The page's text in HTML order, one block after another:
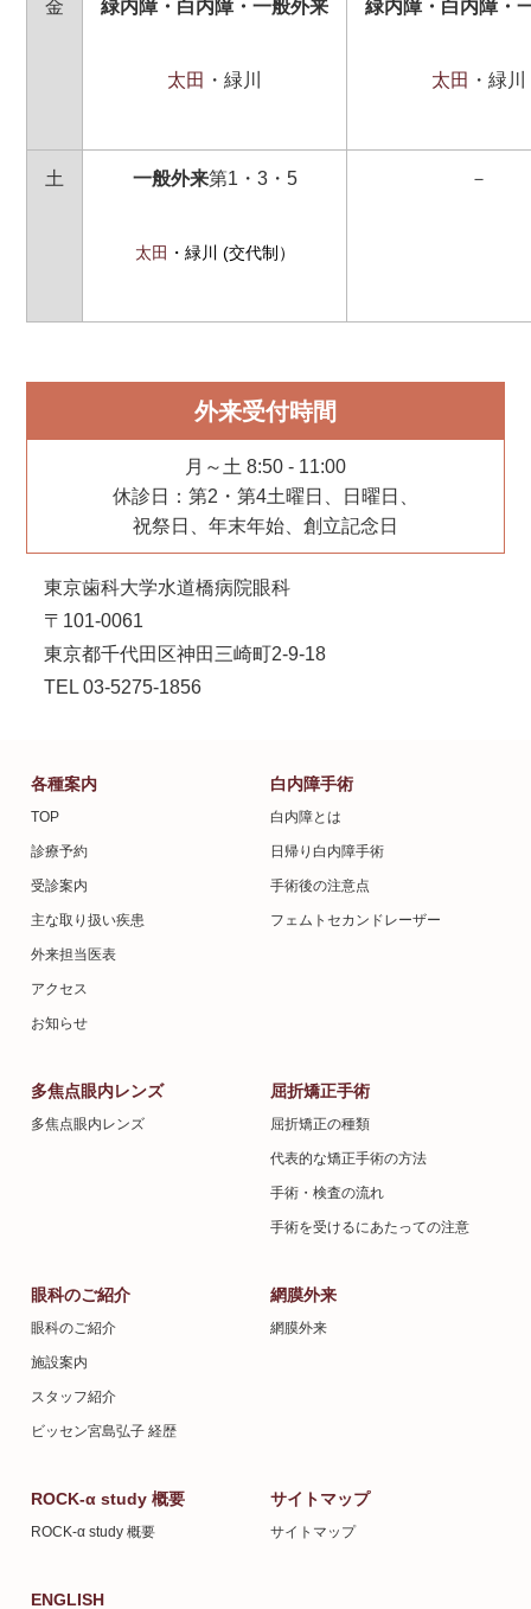
金 緑内障・白内障・一般外来
太田 ・緑川
緑内障・白内障・
太田 ・緑川
土 一般外来第1・3・5
太田 ・緑川 (交代制）
－
外来受付時間
月～土 8:50 - 11:00
休診日：第2・第4土曜日、日曜日、
祝祭日、年末年始、創立記念日
東京歯科大学水道橋病院眼科
〒101-0061
東京都千代田区神田三崎町2-9-18
TEL 03-5275-1856
各種案内
TOP
診療予約
受診案内
主な取り扱い疾患
外来担当医表
アクセス
お知らせ
白内障手術
白内障とは
日帰り白内障手術
手術後の注意点
フェムトセカンドレーザー
多焦点眼内レンズ
多焦点眼内レンズ
屈折矯正手術
屈折矯正の種類
代表的な矯正手術の方法
手術・検査の流れ
手術を受けるにあたっての注意
眼科のご紹介
眼科のご紹介
施設案内
スタッフ紹介
ビッセン宮島弘子 経歴
網膜外来
網膜外来
ROCK-α study 概要
ROCK-α study 概要
サイトマップ
サイトマップ
ENGLISH